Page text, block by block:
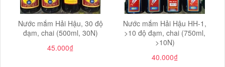
Nước mắm Hải Hậu, 30 độ
đạm, chai (500ml, 30N)
45.000₫
Nước mắm Hải Hậu HH-1,
>10 độ đạm, chai (750ml,
>10N)
40.000₫